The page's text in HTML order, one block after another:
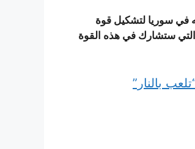
في سوريا لتشكيل قوة
التي ستشارك في هذه القوة
بالنار”